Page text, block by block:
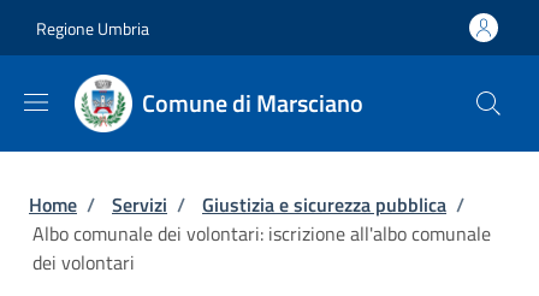
Regione Umbria
Comune di Marsciano
Briciole di pane
Home / Servizi / Giustizia e sicurezza pubblica /
Albo comunale dei volontari: iscrizione all'albo comunale
dei volontari